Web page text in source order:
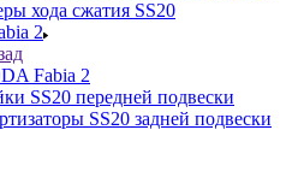
хода сжатия SS20
2
Fabia 2
SS20 передней подвески
SS20 задней подвески